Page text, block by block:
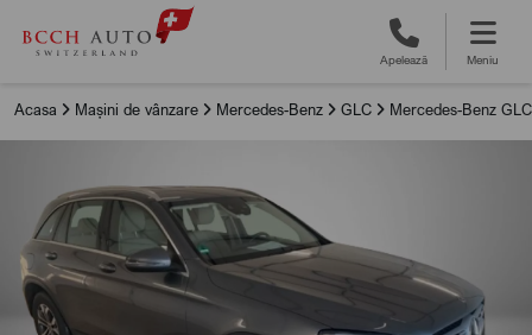
Apelează Meniu
Acasa Mașini de vânzare Mercedes-Benz GLC Mercedes-Benz